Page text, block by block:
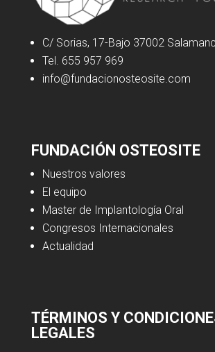
C/ Sorias, 17-Bajo 37002
Tel. 655 957 969
info@fundacionosteosite.com
FUNDACIÓN OSTEOSITE
Nuestros valores
El equipo
Master de Implantología Oral
Congresos Internacionales
Actualidad
TÉRMINOS Y
LEGALES